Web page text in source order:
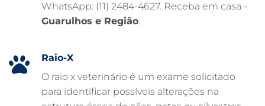
FARMÁCIA VETERINÁRIA 24H
EMERGÊNCIA VETERINÁRIA
EMERGÊNCIA PARA PETS
WhatsApp: (11) 2484-4627. Receba em casa -
Guarulhos e Região.
Raio-X
O raio x veterinário é um exame solicitado
para identificar possíveis alterações na